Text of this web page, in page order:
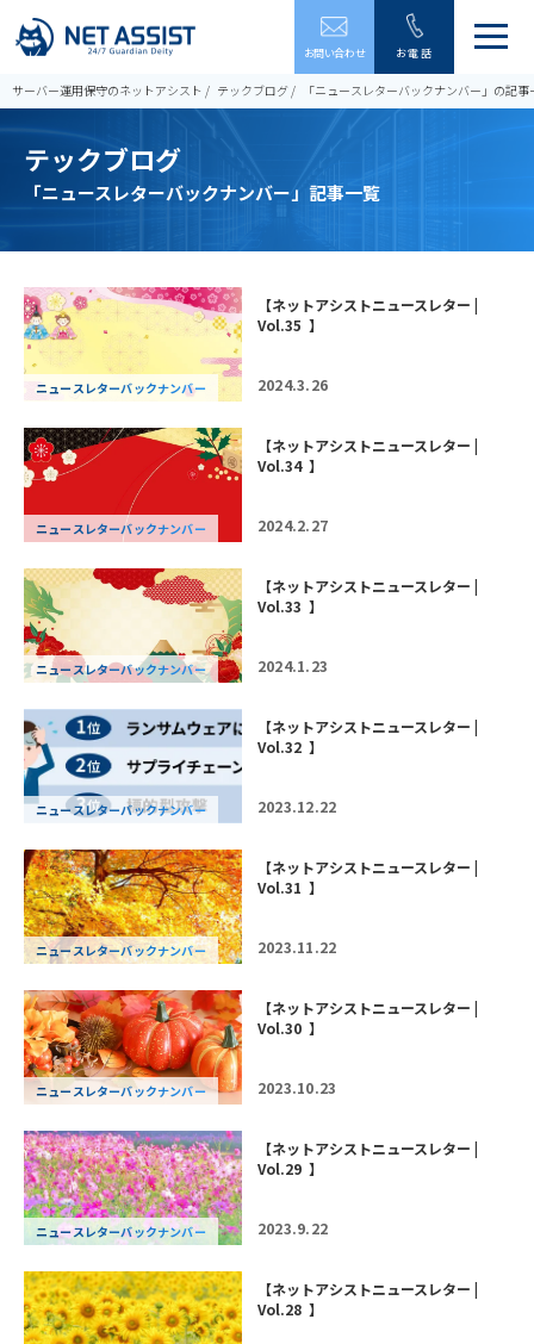
お問い合わせ お電話
メ
ュ
ー
サーバー運用保守のネットアシスト テックブログ 「ニュースレターバックナンバー」の記事
テックブログ
「ニュースレターバックナンバー」記事一覧
ニュースレターバックナンバー
【ネットアシストニュースレター |
Vol.35 】
2024.3.26
ニュースレターバックナンバー
【ネットアシストニュースレター |
Vol.34 】
2024.2.27
ニュースレターバックナンバー
【ネットアシストニュースレター |
Vol.33 】
2024.1.23
ニュースレターバックナンバー
【ネットアシストニュースレター |
Vol.32 】
2023.12.22
ニュースレターバックナンバー
【ネットアシストニュースレター |
Vol.31 】
2023.11.22
ニュースレターバックナンバー
【ネットアシストニュースレター |
Vol.30 】
2023.10.23
ニュースレターバックナンバー
【ネットアシストニュースレター |
Vol.29 】
2023.9.22
【ネットアシストニュースレター |
Vol.28 】